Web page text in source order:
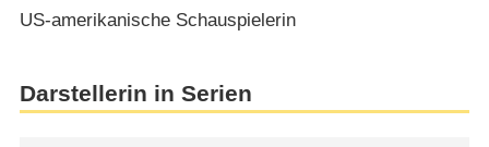
US-amerikanische Schauspielerin
Darstellerin in Serien